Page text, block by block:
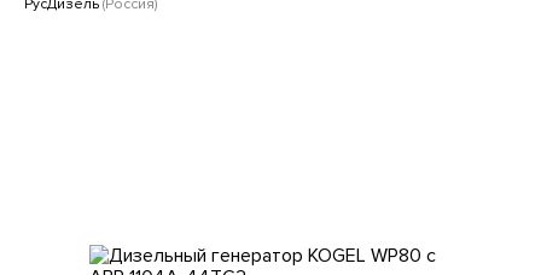
РусДизель (Россия)